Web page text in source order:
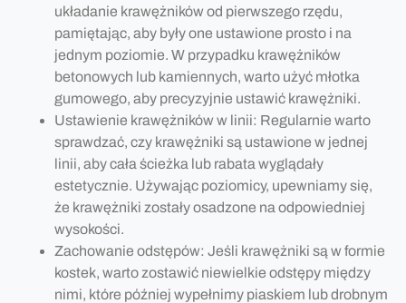
układanie krawężników od pierwszego rzędu,
pamiętając, aby były one ustawione prosto i na
jednym poziomie. W przypadku krawężników
betonowych lub kamiennych, warto użyć młotka
gumowego, aby precyzyjnie ustawić krawężniki.
Ustawienie krawężników w linii: Regularnie warto
sprawdzać, czy krawężniki są ustawione w jednej
linii, aby cała ścieżka lub rabata wyglądały
estetycznie. Używając poziomicy, upewniamy się,
że krawężniki zostały osadzone na odpowiedniej
wysokości.
Zachowanie odstępów: Jeśli krawężniki są w formie
kostek, warto zostawić niewielkie odstępy między
nimi, które później wypełnimy piaskiem lub drobnym